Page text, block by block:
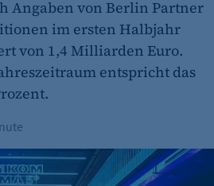
die ausgewählten
des Benutzers
Angaben von Berlin Partner
im ersten Halbjahr
von 1,4 Milliarden Euro.
entspricht das
Wie das Start-up 1Komma5°